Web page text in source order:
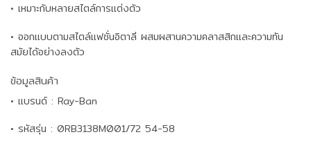
• เหมาะกับหลายสไตล์การแต่งตัว
• ออกแบบตามสไตล์แฟชั่นอิตาลี ผสมผสานความคลาสสิกและความทัน
สมัยได้อย่างลงตัว
ข้อมูลสินค้า
• แบรนด์ : Ray-Ban
• รหัสรุ่น : 0RB3138M001/72 54-58